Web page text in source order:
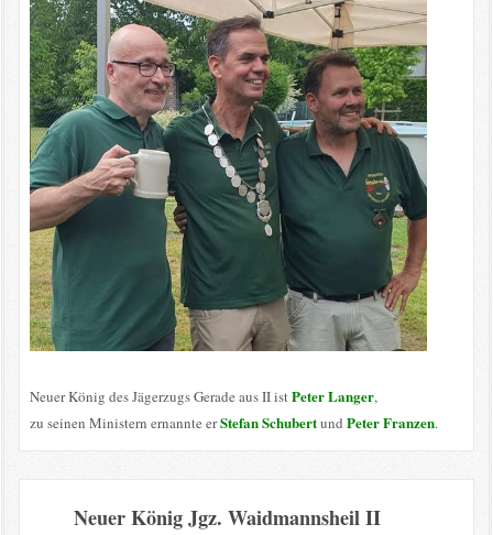
Neuer König des Jägerzugs Gerade aus II istPeter Langer,
zu seinen Ministern ernannte erStefan Schubertund Peter Franzen.
Neuer König Jgz. Waidmannsheil II